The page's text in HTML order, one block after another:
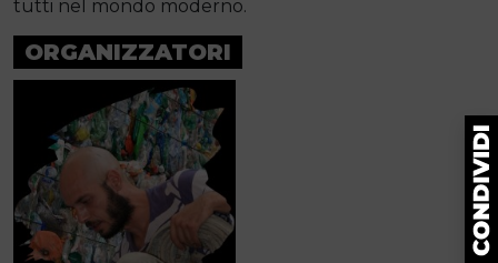
tutti nel mondo moderno.
ORGANIZZATORI